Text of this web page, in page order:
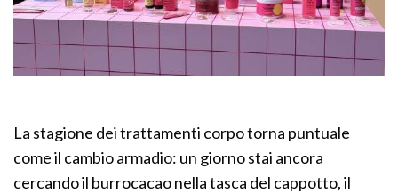
La stagione dei trattamenti corpo torna puntuale
come il cambio armadio: un giorno stai ancora
cercando il burrocacao nella tasca del cappotto, il